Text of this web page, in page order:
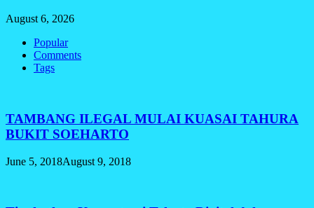
August 6, 2026
Popular
Comments
Tags
TAMBANG ILEGAL MULAI KUASAI TAHURA
BUKIT SOEHARTO
June 5, 2018August 9, 2018